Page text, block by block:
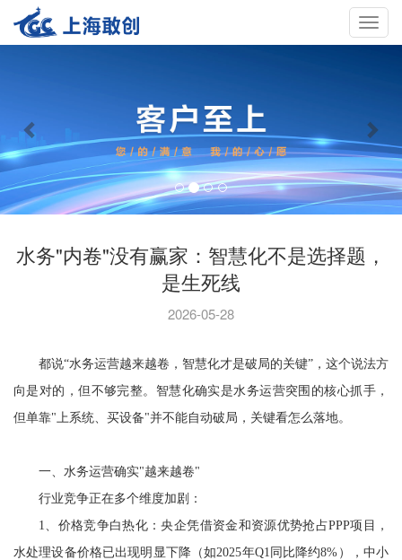
Toggle
水务"内卷"没有赢家：智慧化不是选择题，
是生死线
2026-05-28
都说“水务运营越来越卷，智慧化才是破局的关键”，这个说法方
向是对的，但不够完整。智慧化确实是水务运营突围的核心抓手，
但单靠"上系统、买设备"并不能自动破局，关键看怎么落地。
一、水务运营确实"越来越卷"
行业竞争正在多个维度加剧：
1、价格竞争白热化：央企凭借资金和资源优势抢占PPP项目，
水处理设备价格已出现明显下降（如2025年Q1同比降约8%），中小